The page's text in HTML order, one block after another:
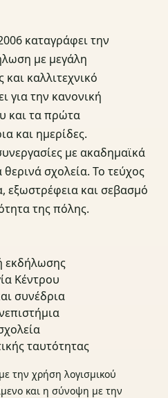
καταγράφει την
με μεγάλη
καλλιτεχνικό
για την κανονική
και τα πρώτα
και ημερίδες.
με ακαδημαϊκά
σχολεία. Το τεύχος
εξωστρέφεια και σεβασμό
της πόλης.
εκδήλωσης
Κέντρου
συνέδρια
ταυτότητας
την χρήση λογισμικού
και η σύνοψη με την